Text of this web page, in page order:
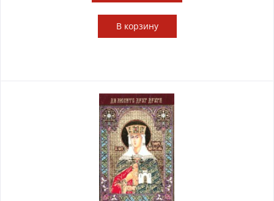
В корзину